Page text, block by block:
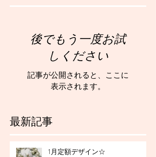
最新記事
後でもう一度お試
しください
記事が公開されると、ここに
表示されます。
1月定額デザイン☆